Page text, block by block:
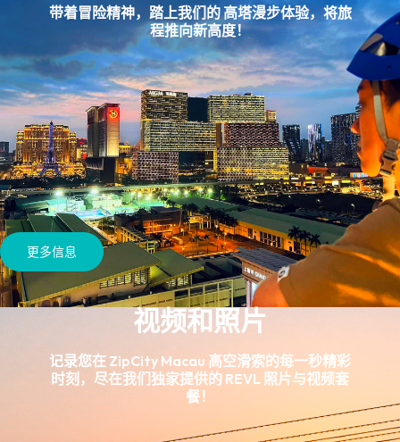
带着冒险精神，踏上我们的 高塔漫步体验，将旅
程推向新高度！
更多信息
视频和照片
记录您在 ZipCity Macau 高空滑索的每一秒精彩
时刻，尽在我们独家提供的 REVL 照片与视频套
餐！